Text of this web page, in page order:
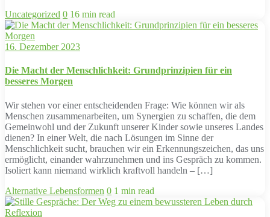
Uncategorized 0 16 min read
16. Dezember 2023
Die Macht der Menschlichkeit: Grundprinzipien für ein
besseres Morgen
Wir stehen vor einer entscheidenden Frage: Wie können wir als
Menschen zusammenarbeiten, um Synergien zu schaffen, die dem
Gemeinwohl und der Zukunft unserer Kinder sowie unseres Landes
dienen? In einer Welt, die nach Lösungen im Sinne der
Menschlichkeit sucht, brauchen wir ein Erkennungszeichen, das uns
ermöglicht, einander wahrzunehmen und ins Gespräch zu kommen.
Isoliert kann niemand wirklich kraftvoll handeln – […]
Alternative Lebensformen 0 1 min read